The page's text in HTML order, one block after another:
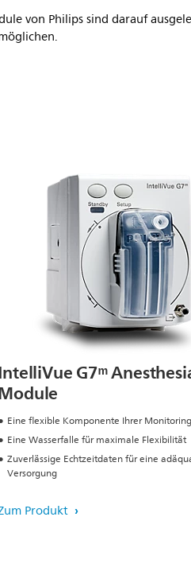
von Philips sind darauf
G7ᵐ
Eine flexible Komponente Ihrer
Eine Wasserfalle für maximale Flexibilität
Zuverlässige Echtzeitdaten für eine
Versorgung
Produkt